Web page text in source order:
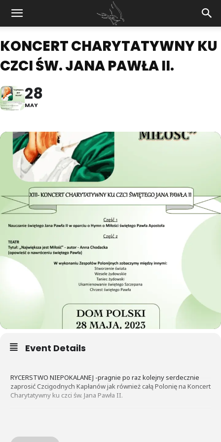
KONCERT CHARYTATYWNY KU
CZCI ŚW. JANA PAWŁA II.
28
MAY
Event Details
RYCERSTWO NIEPOKALANEJ -pragnie po raz kolejny serdecznie
zaprosić Czcigodnych Kapłanów jak również całą Polonię na Koncert
Charytatywny ku czci św. Jana Pawła II.